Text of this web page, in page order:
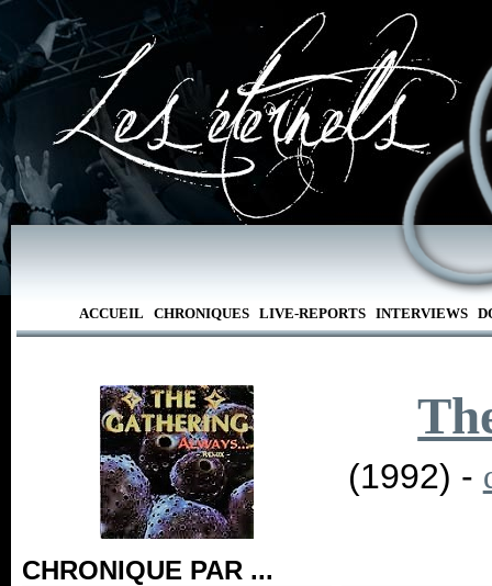
ACCUEIL CHRONIQUES LIVE-REPORTS INTERVIEWS
CHRONIQUE PAR ...
(1992) -